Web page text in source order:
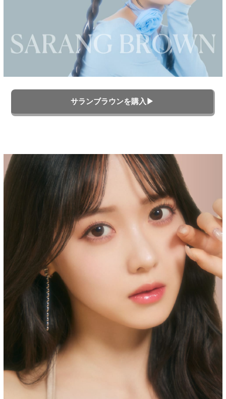
サランブラウンを購入▶